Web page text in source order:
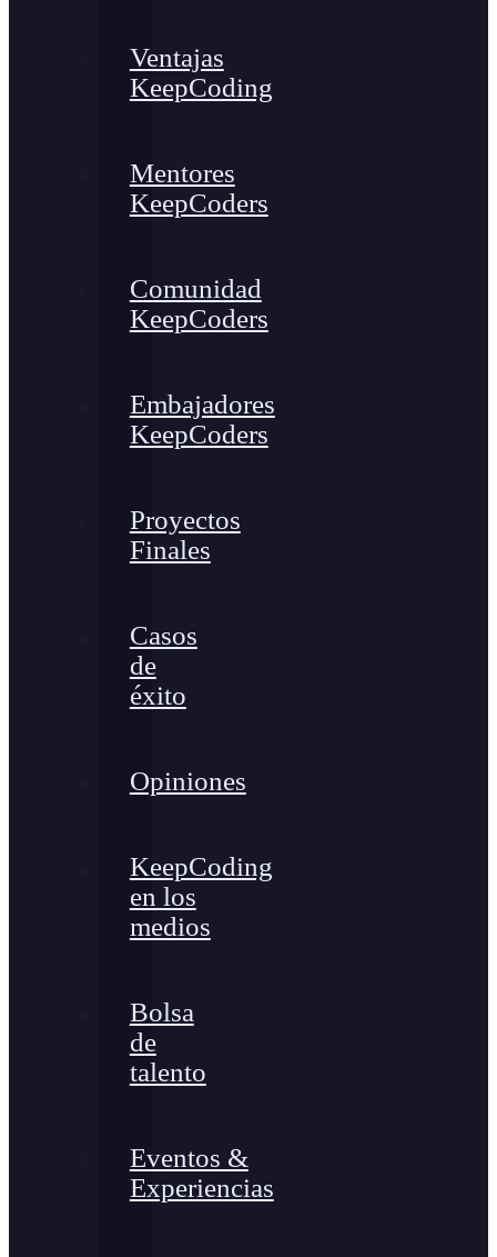
Ventajas
KeepCoding
Mentores
KeepCoders
Comunidad
KeepCoders
Embajadores
KeepCoders
Proyectos
Finales
Casos
de
éxito
Opiniones
KeepCoding
en los
medios
Bolsa
de
talento
Eventos &
Experiencias